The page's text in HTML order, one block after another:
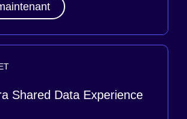
Shared Data Experience